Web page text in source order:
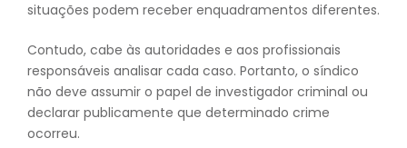
situações podem receber enquadramentos diferentes.
Contudo, cabe às autoridades e aos profissionais
responsáveis analisar cada caso. Portanto, o síndico
não deve assumir o papel de investigador criminal ou
declarar publicamente que determinado crime
ocorreu.